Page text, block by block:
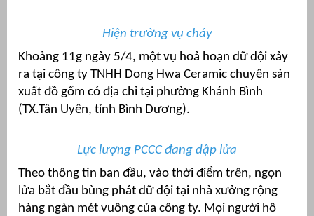
Hiện trường vụ cháy
Khoảng 11g ngày 5/4, một vụ hoả hoạn dữ dội xảy
ra tại công ty TNHH Dong Hwa Ceramic chuyên sản
xuất đồ gốm có địa chỉ tại phường Khánh Bình
(TX.Tân Uyên, tỉnh Bình Dương).
Lực lượng PCCC đang dập lửa
Theo thông tin ban đầu, vào thời điểm trên, ngọn
lửa bắt đầu bùng phát dữ dội tại nhà xưởng rộng
hàng ngàn mét vuông của công ty. Mọi người hô